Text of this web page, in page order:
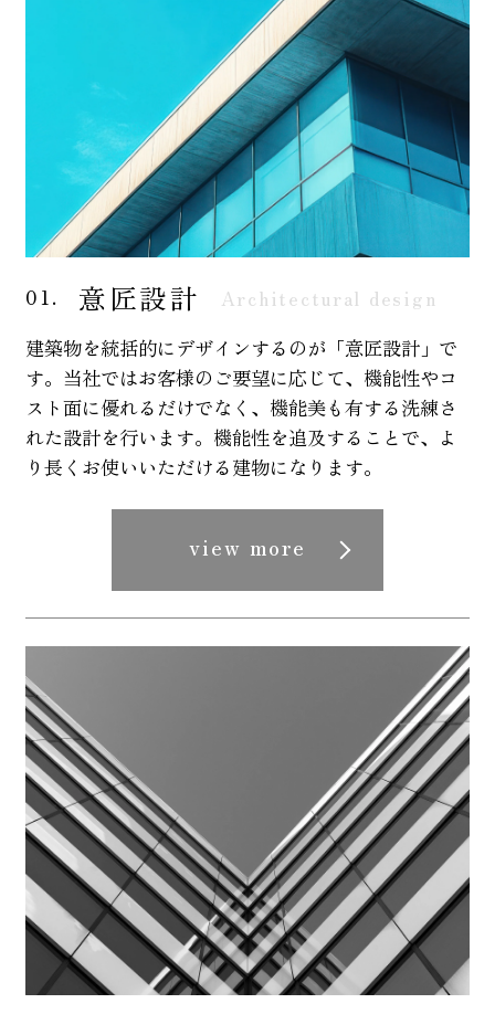
01. 意匠設計
Architectural design
建築物を統括的にデザインするのが「意匠設計」で
す。当社ではお客様のご要望に応じて、機能性やコ
スト面に優れるだけでなく、機能美も有する洗練さ
れた設計を行います。機能性を追及することで、よ
り長くお使いいただける建物になります。
view more